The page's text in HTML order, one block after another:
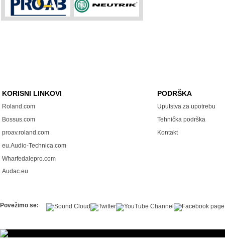
KORISNI LINKOVI
Roland.com
Bossus.com
proav.roland.com
eu.Audio-Technica.com
Wharfedalepro.com
Audac.eu
PODRŠKA
Uputstva za upotrebu
Tehnička podrška
Kontakt
Povežimo se: